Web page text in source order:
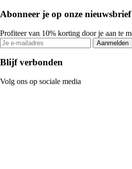
Abonneer je op onze nieuwsbrief
Profiteer van 10% korting door je aan te
Aanmelden
Blijf verbonden
Volg ons op sociale media